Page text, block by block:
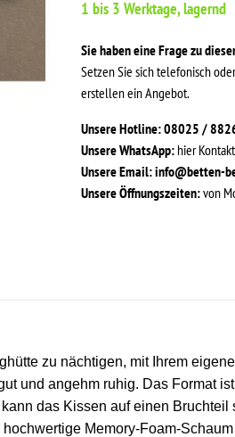
1 bis 3 Werktage, lagernd
Sie haben eine Frage zu
Setzen Sie sich telefonisch
erstellen ein Angebot.
Unsere Hotline: 08025 /
Unsere WhatsApp: hier
Unsere Email:info@betten-
Unsere Öffnungszeiten:von
zu nächtigen, mit Ihrem
und angehm ruhig. Das Format
das Kissen auf einen Bruchteil
Memory-Foam-